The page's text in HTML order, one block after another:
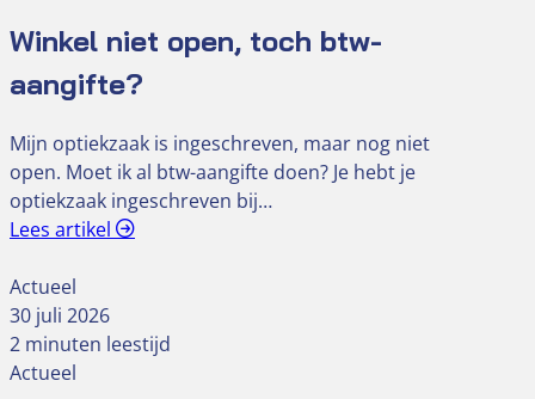
Winkel niet open, toch btw-
aangifte?
Mijn optiekzaak is ingeschreven, maar nog niet
open. Moet ik al btw-aangifte doen? Je hebt je
optiekzaak ingeschreven bij…
Lees artikel
Actueel
30 juli 2026
2 minuten leestijd
Actueel